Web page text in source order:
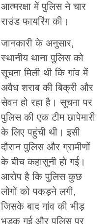
आत्मरक्षा में पुलिस ने चार
राउंड फायरिंग की।
जानकारी के अनुसार,
स्थानीय थाना पुलिस को
सूचना मिली थी कि गांव में
अवैध शराब की बिक्री और
सेवन हो रहा है। सूचना पर
पुलिस की एक टीम छापेमारी
के लिए पहुंची थी। इसी
दौरान पुलिस और ग्रामीणों
के बीच कहासुनी हो गई।
आरोप है कि पुलिस कुछ
लोगों को पकड़ने लगी,
जिसके बाद गांव की भीड़
भड़क गई और पुलिस पर